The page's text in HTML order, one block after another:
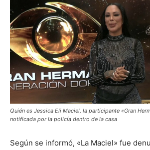
Quién es Jessica Eli Maciel, la participante «Gran
notificada por la policía dentro de la casa
Según se informó, «La Maciel» fue